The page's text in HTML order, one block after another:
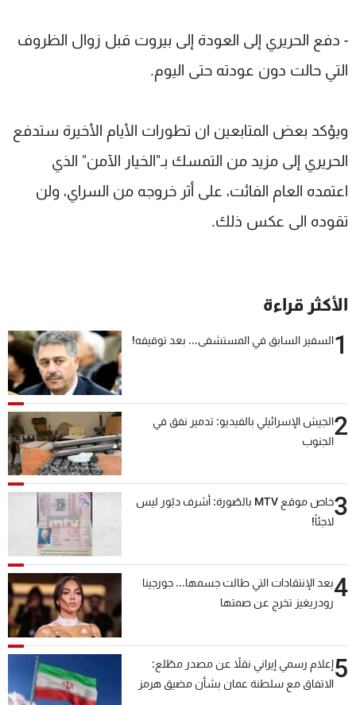
- دفع الحريري إلى العودة إلى بيروت قبل زوال الظروف
التي حالت دون عودته حتى اليوم.
ويؤكد بعض المتابعين ان تطورات الأيام الأخيرة ستدفع
الحريري إلى مزيد من التمسك بـ"الخيار الآمن" الذي
اعتمده العام الفائت، على أثر خروجه من السراي، ولن
تقوده الى عكس ذلك.
الأكثر قراءة
1السفير السابق في المستشفى... بعد توقيفه!
2الجيش الإسرائيلي بالفيديو: تدمير نفق في
الجنوب
3
خاص موقع MTV بالصّورة: أشرف دبّور ليس
لاجئاً!
4بعد الإنتقادات التي طالت جسمها... جورجينا
رودريغيز تخرج عن صمتها
5إعلام رسمي إيراني نقلاً عن مصدر مطّلع:
الاتفاق مع سلطنة عمان بشأن مضيق هرمز